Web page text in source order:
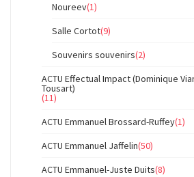
Noureev(1)
Salle Cortot(9)
Souvenirs souvenirs(2)
ACTU Effectual Impact (Dominique
Tousart)
(11)
ACTU Emmanuel Brossard-Ruffey(1)
ACTU Emmanuel Jaffelin(50)
ACTU Emmanuel-Juste Duits(8)